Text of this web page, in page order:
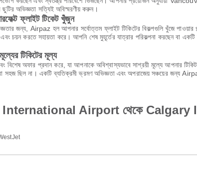
অভিজ্ঞতা সত্যিই অবিস্মরণীয় করুন।
ফ্লাইট টিকেট খুঁজুন
জন্য, Airpaz হল আপনার সর্বোত্তম ফ্লাইট টিকিটের বিকল্পগুলি খুঁজে
চয়ন করতে সহায়তা করে। আপনি শেষ মুহূর্তের যাত্রার পরিকল্পনা করছেন বা
টিকিটের মূল্য
বিশেষ অফার প্রদান করে, যা আপনাকে অবিশ্বাস্যভাবে সাশ্রয়ী মূল্যে আপনার
সহজ ছিল না। একটি ব্যতিক্রমী ভ্রমণ অভিজ্ঞতা এবং অপরাজেয় সঞ্চয়ের জন্য
Airport থেকে Calgary